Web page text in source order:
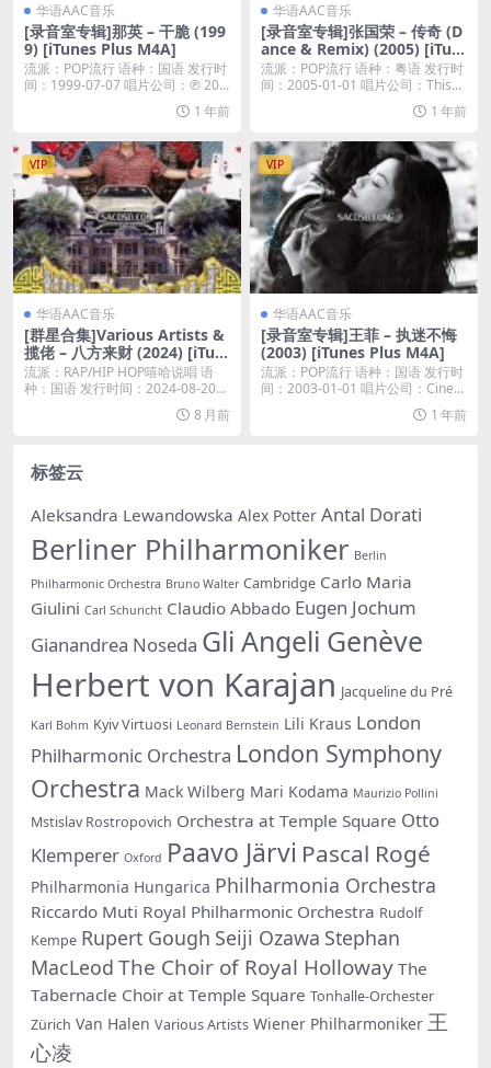
华语AAC音乐
[录音室专辑]那英 – 干脆 (199
9) [iTunes Plus M4A]
流派：POP流行 语种：国语 发行时
间：1999-07-07 唱片公司：℗ 20...
1 年前
华语AAC音乐
[录音室专辑]张国荣 – 传奇 (D
ance & Remix) (2005) [iTun
es Plus M4A]
流派：POP流行 语种：粤语 发行时
间：2005-01-01 唱片公司：This...
1 年前
VIP
华语AAC音乐
[群星合集]Various Artists &
揽佬 – 八方来财 (2024) [iTun
es Plus M4A]
流派：RAP/HIP HOP嘻哈说唱 语
种：国语 发行时间：2024-08-20...
8 月前
VIP
华语AAC音乐
[录音室专辑]王菲 – 执迷不悔
(2003) [iTunes Plus M4A]
流派：POP流行 语种：国语 发行时
间：2003-01-01 唱片公司：Cine...
1 年前
标签云
Aleksandra Lewandowska Alex Potter Antal Dorati
Berliner Philharmoniker Berlin
Philharmonic Orchestra Bruno Walter Cambridge Carlo Maria
Giulini Carl Schuricht Claudio Abbado Eugen Jochum
Gianandrea Noseda Gli Angeli Genève
Herbert von Karajan Jacqueline du Pré
Karl Bohm Kyiv Virtuosi Leonard Bernstein Lili Kraus London
Philharmonic Orchestra London Symphony
Orchestra Mack Wilberg Mari Kodama Maurizio Pollini
Mstislav Rostropovich Orchestra at Temple Square Otto
Klemperer Oxford Paavo Järvi Pascal Rogé
Philharmonia Hungarica Philharmonia Orchestra
Riccardo Muti Royal Philharmonic Orchestra Rudolf
Kempe Rupert Gough Seiji Ozawa Stephan
MacLeod The Choir of Royal Holloway The
Tabernacle Choir at Temple Square Tonhalle-Orchester
Zürich Van Halen Various Artists Wiener Philharmoniker 王
心凌